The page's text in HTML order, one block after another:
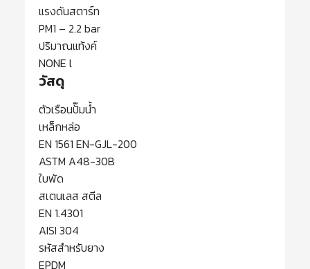
แรงดันสตาร์ท
PM1 – 2.2 bar
ปริมาณแท้งค์
NONE l
วัสดุ
ตัวเรือนปั๊มน้ำ
เหล็กหล่อ
EN 1561 EN-GJL-200
ASTM A48-30B
ใบพัด
สเตนเลส สตีล
EN 1.4301
AISI 304
รหัสสำหรับยาง
EPDM